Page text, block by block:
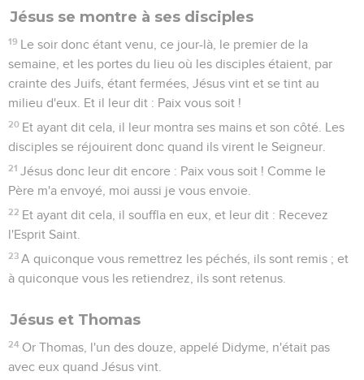
Jésus se montre à ses disciples
19 Le soir donc étant venu, ce jour-là, le premier de la
semaine, et les portes du lieu où les disciples étaient, par
crainte des Juifs, étant fermées, Jésus vint et se tint au
milieu d'eux. Et il leur dit : Paix vous soit !
20 Et ayant dit cela, il leur montra ses mains et son côté. Les
disciples se réjouirent donc quand ils virent le Seigneur.
21 Jésus donc leur dit encore : Paix vous soit ! Comme le
Père m'a envoyé, moi aussi je vous envoie.
22 Et ayant dit cela, il souffla en eux, et leur dit : Recevez
l'Esprit Saint.
23 A quiconque vous remettrez les péchés, ils sont remis ; et
à quiconque vous les retiendrez, ils sont retenus.
Jésus et Thomas
24 Or Thomas, l'un des douze, appelé Didyme, n'était pas
avec eux quand Jésus vint.